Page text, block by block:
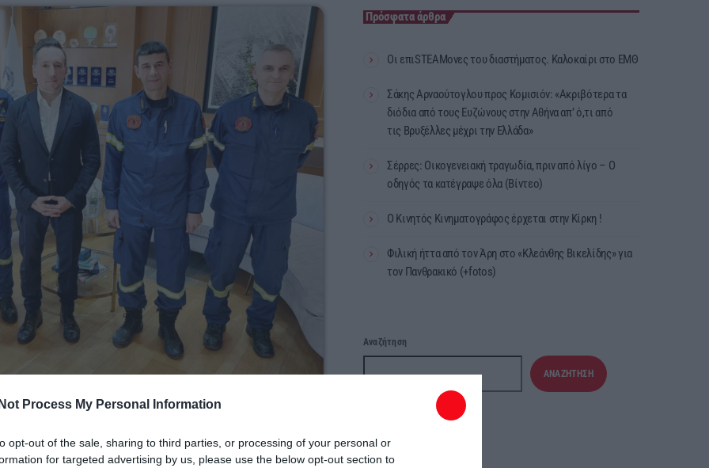
Process My Personal Information
opt-out of the sale, sharing to third parties, or processing of your personal or
for targeted advertising by us, please use the below opt-out section to
Πρόσφατα άρθρα
Οι επιSTEAMονες του διαστήματος. Καλοκαίρι στο ΕΜΘ
Σάκης Αρναούτογλου προς Κομισιόν: «Ακριβότερα τα
διόδια από τους Ευζώνους στην Αθήνα απ’ ό,τι από
τις Βρυξέλλες μέχρι την Ελλάδα»
Σέρρες: Οικογενειακή τραγωδία, πριν από λίγο – Ο
οδηγός τα κατέγραψε όλα (Βίντεο)
Ο Κινητός Κινηματογράφος έρχεται στην Κίρκη !
Φιλική ήττα από τον Άρη στο «Κλεάνθης Βικελίδης» για
τον Πανθρακικό (+fotos)
Αναζήτηση
ΑΝΑΖΉΤΗΣΗ